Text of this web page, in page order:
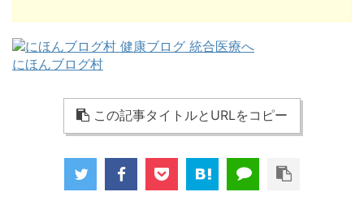
にほんブログ村
この記事タイトルとURLをコピー